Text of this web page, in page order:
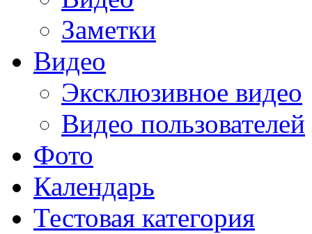
Заметки
Видео
Эксклюзивное видео
Видео пользователей
Фото
Календарь
Тестовая категория